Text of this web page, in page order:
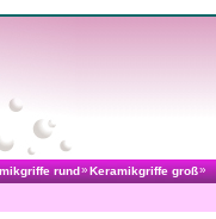
rund»Keramikgriffe groß»